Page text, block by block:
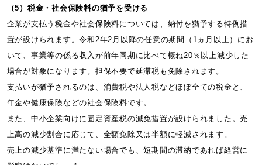
（5）税金・社会保険料の猶予を受ける
企業が支払う税金や社会保険料については、納付を猶予する特例措
置が設けられます。令和2年2月以降の任意の期間（1ヵ月以上）にお
いて、事業等の係る収入が前年同期に比べて概ね20％以上減少した
場合が対象になります。担保不要で延滞税も免除されます。
支払いが猶予されるのは、消費税や法人税などほぼ全ての税金と、
年金や健康保険などの社会保険料です。
また、中小企業向けに固定資産税の減免措置が設けられました。売
上高の減少割合に応じて、全額免除又は半額に軽減されます。
売上の減少基準に満たない場合でも、短期間の滞納であれば経営に